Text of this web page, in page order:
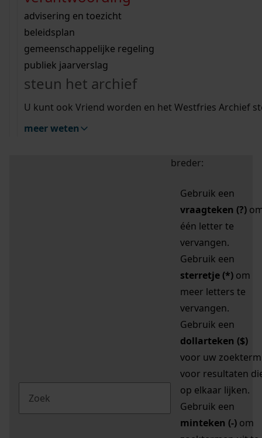
bouwvergunningen
omgevingsvergunningen
vergunningen
beeld en geluid
uitleg nodig?
Wij helpen u op weg met een aantal zoektips.
bekijk alle zoektips
Wij helpen u op weg met een aantal zoektips.
bekijk alle zoektips
bekijk ons geschiedenislokaal
advisering en toezicht
beleidsplan
gemeenschappelijke regeling
publiek jaarverslag
steun het archief
U kunt ook Vriend worden en het Westfries Archief
meer weten
zoektips
Mijn Studiezaal (inloggen)
uw zoekopdracht te
breder:
Gebruik een
vraagteken (?)
één letter te
vervangen.
Gebruik een
sterretje (*) om
meer letters te
vervangen.
Gebruik een
dollarteken ($)
voor uw zoekterm
voor resultaten
op elkaar lijken.
Gebruik een
minteken (-) om